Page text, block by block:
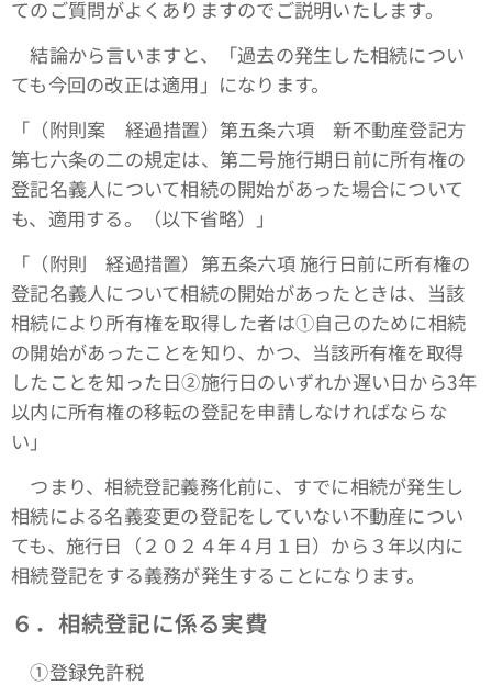
てのご質問がよくありますのでご説明いたします。
結論から言いますと、「過去の発生した相続につい
ても今回の改正は適用」になります。
「（附則案 経過措置）第五条六項 新不動産登記方
第七六条の二の規定は、第二号施行期日前に所有権の
登記名義人について相続の開始があった場合について
も、適用する。（以下省略）」
「（附則 経過措置）第五条六項 施行日前に所有権の
登記名義人について相続の開始があったときは、当該
相続により所有権を取得した者は①自己のために相続
の開始があったことを知り、かつ、当該所有権を取得
したことを知った日②施行日のいずれか遅い日から3年
以内に所有権の移転の登記を申請しなければならな
い」
つまり、相続登記義務化前に、すでに相続が発生し
相続による名義変更の登記をしていない不動産につい
ても、施行日（２０２４年４月１日）から３年以内に
相続登記をする義務が発生することになります。
６．相続登記に係る実費
①登録免許税